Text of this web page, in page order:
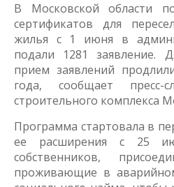
В Московской области
сертификатов для
жилья с 1 июня в
подали 1281 заявление.
прием заявлений
года, сообщает пресс-
строительного комплекса
Программа стартовала в
ее расширения с 25
собственников,
проживающие в